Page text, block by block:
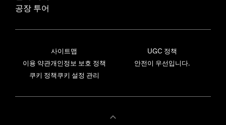
공장 투어
사이트맵
이용 약관개인정보 보호 정책
쿠키 정책쿠키 설정 관리
UGC 정책
안전이 우선입니다.